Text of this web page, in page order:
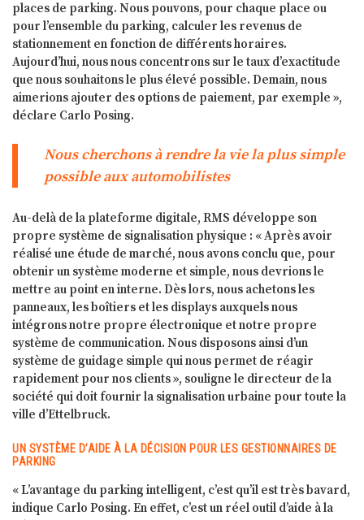
places de parking. Nous pouvons, pour chaque place ou
pour l’ensemble du parking, calculer les revenus de
stationnement en fonction de différents horaires.
Aujourd’hui, nous nous concentrons sur le taux d’exactitude
que nous souhaitons le plus élevé possible. Demain, nous
aimerions ajouter des options de paiement, par exemple »,
déclare Carlo Posing.
Nous cherchons à rendre la vie la plus simple
possible aux automobilistes
Au-delà de la plateforme digitale, RMS développe son
propre système de signalisation physique : « Après avoir
réalisé une étude de marché, nous avons conclu que, pour
obtenir un système moderne et simple, nous devrions le
mettre au point en interne. Dès lors, nous achetons les
panneaux, les boîtiers et les displays auxquels nous
intégrons notre propre électronique et notre propre
système de communication. Nous disposons ainsi d’un
système de guidage simple qui nous permet de réagir
rapidement pour nos clients », souligne le directeur de la
société qui doit fournir la signalisation urbaine pour toute la
ville d’Ettelbruck.
UN SYSTÈME D’AIDE À LA DÉCISION POUR LES GESTIONNAIRES DE
PARKING
« L’avantage du parking intelligent, c’est qu’il est très bavard,
indique Carlo Posing. En effet, c’est un réel outil d’aide à la